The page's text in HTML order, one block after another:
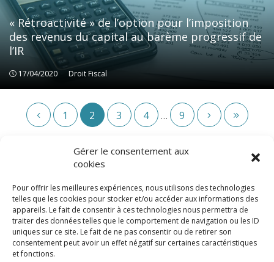
Gérer le consentement aux
cookies
Pour offrir les meilleures expériences, nous utilisons des technologies
telles que les cookies pour stocker et/ou accéder aux informations des
appareils. Le fait de consentir à ces technologies nous permettra de
traiter des données telles que le comportement de navigation ou les ID
uniques sur ce site. Le fait de ne pas consentir ou de retirer son
consentement peut avoir un effet négatif sur certaines caractéristiques
et fonctions.
« Rétroactivité » de l’option pour l’imposition
des revenus du capital au barème progressif de
l’IR
17/04/2020 Droit Fiscal
Droit Fiscal
1 2 3 4 … 9
© LexCase 2026